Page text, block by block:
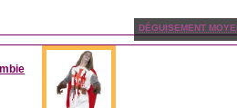
DÉGUISEMENT